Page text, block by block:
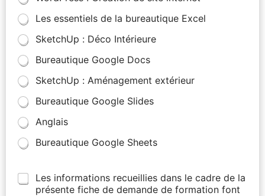
Les essentiels de la bureautique Excel
SketchUp : Déco Intérieure
Bureautique Google Docs
SketchUp : Aménagement extérieur
Bureautique Google Slides
Anglais
Bureautique Google Sheets
Les informations recueillies dans le cadre de la
présente fiche de demande de formation font